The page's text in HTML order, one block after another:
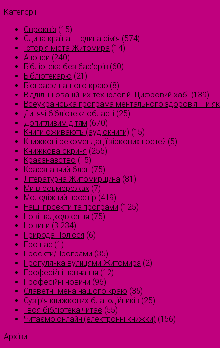
Категорії
Євроквіз (15)
Єдина країна — єдина сім’я (574)
Історія міста Житомира (14)
Анонси (240)
Бібліотека без бар'єрів (60)
Бібліотекарю (21)
Біографи нашого краю (8)
Відділ інноваційних технологій. Цифровий хаб. (139)
Всеукраїнська програма ментального здоров'я "Ти
Дитячі бібліотеки області (25)
Допитливим дітям (670)
Книги оживають (аудіокниги) (15)
Книжкові рекомендації зіркових гостей (5)
Книжкова скриня (255)
Краєзнавство (15)
Краєзнавчий блог (75)
Літературна Житомирщина (81)
Ми в соцмережах (7)
Молодіжний простір (419)
Наші проєкти та програми (125)
Нові надходження (75)
Новини (3 234)
Природа Полісся (6)
Про нас (1)
Проєкти/Програми (35)
Прогулянка вулицями Житомира (2)
Професійні навчання (12)
Професійні новини (96)
Славетні імена нашого краю (35)
Сузірʼя книжкових благодійників (25)
Твоя бібліотека читає (55)
Читаємо онлайн (електронні книжки) (156)
Архіви